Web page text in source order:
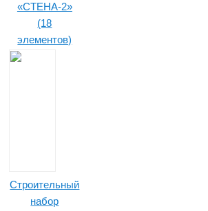
«СТЕНА-2»
(18
элементов)
Строительный
набор